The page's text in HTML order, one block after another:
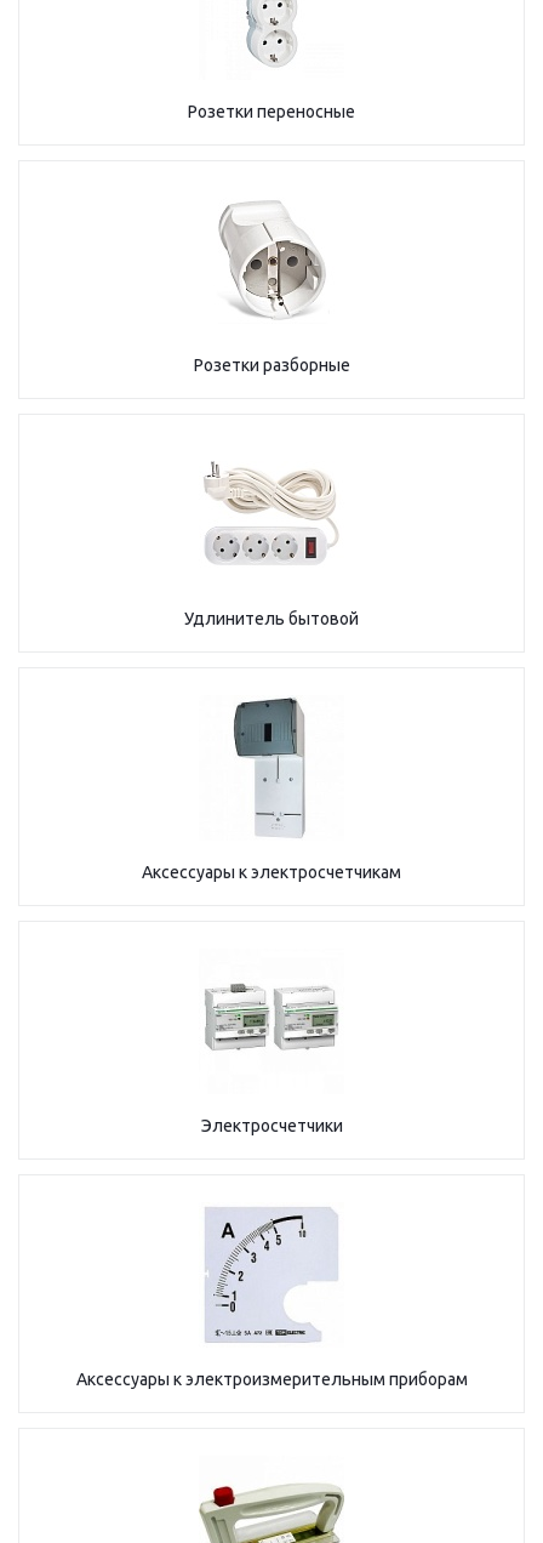
Розетки переносные
Розетки разборные
Удлинитель бытовой
Аксессуары к электросчетчикам
Электросчетчики
Аксессуары к электроизмерительным приборам